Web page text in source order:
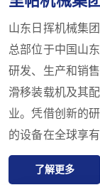
山东日挥机械集
总部位于中国山
研发、生产和销
滑移装载机及其
业。凭借创新的
的设备在全球享
提供一年的质量
产品的需求。日
了解更多